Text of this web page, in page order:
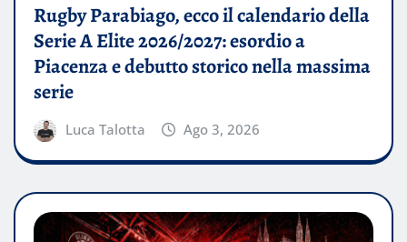
Rugby Parabiago, ecco il calendario della
Serie A Elite 2026/2027: esordio a
Piacenza e debutto storico nella massima
serie
Luca Talotta Ago 3, 2026